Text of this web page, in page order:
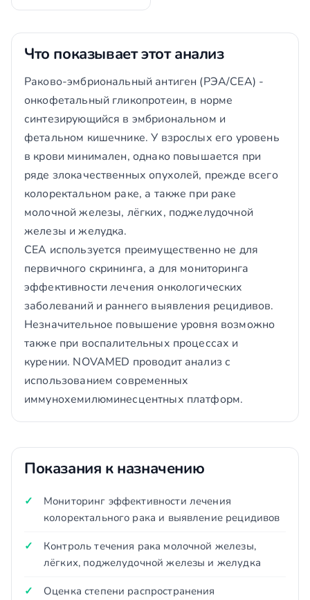
Что показывает этот анализ
Раково-эмбриональный антиген (РЭА/СЕА) -
онкофетальный гликопротеин, в норме
синтезирующийся в эмбриональном и
фетальном кишечнике. У взрослых его уровень
в крови минимален, однако повышается при
ряде злокачественных опухолей, прежде всего
колоректальном раке, а также при раке
молочной железы, лёгких, поджелудочной
железы и желудка.
СЕА используется преимущественно не для
первичного скрининга, а для мониторинга
эффективности лечения онкологических
заболеваний и раннего выявления рецидивов.
Незначительное повышение уровня возможно
также при воспалительных процессах и
курении. NOVAMED проводит анализ с
использованием современных
иммунохемилюминесцентных платформ.
Показания к назначению
Мониторинг эффективности лечения
колоректального рака и выявление рецидивов
Контроль течения рака молочной железы,
лёгких, поджелудочной железы и желудка
Оценка степени распространения